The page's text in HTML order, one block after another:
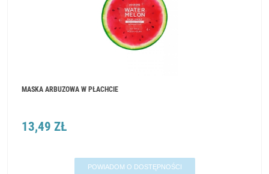
MASKA ARBUZOWA W PŁACHCIE
13,49 ZŁ
POWIADOM O DOSTĘPNOŚCI